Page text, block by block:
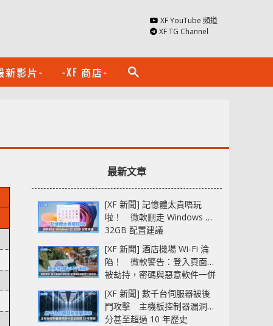
XF YouTube 頻道
XF TG Channel
新影片- -XF 商店- search
最新文章
[XF 新聞] 記憶體太貴唔玩
啦！ 微軟刪走 Windows 11
32GB 配置建議
[XF 新聞] 酒店機場 Wi-Fi 淪
陷！ 微軟警告：登入頁面可
被劫持，密碼與惡意軟件一併
中招
[XF 新聞] 數千台伺服器被後
門攻擊 主機板控制器漏洞部
分甚至超過 10 年歷史